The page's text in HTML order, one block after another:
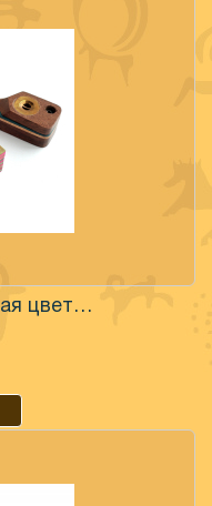
Трубка курительная цветное дерево